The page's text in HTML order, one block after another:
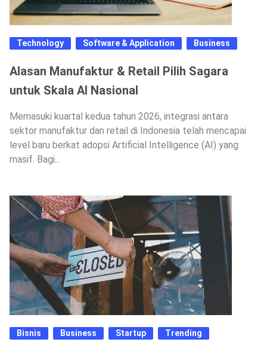
Technology Software & Application Business
Alasan Manufaktur & Retail Pilih Sagara
untuk Skala AI Nasional
Memasuki kuartal kedua tahun 2026, integrasi antara
sektor manufaktur dan retail di Indonesia telah mencapai
level baru berkat adopsi Artificial Intelligence (AI) yang
masif. Bagi...
Bisnis Business Startup Trending